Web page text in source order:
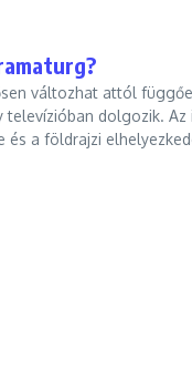
változhat attól
televízióban dolgozik. Az
a földrajzi